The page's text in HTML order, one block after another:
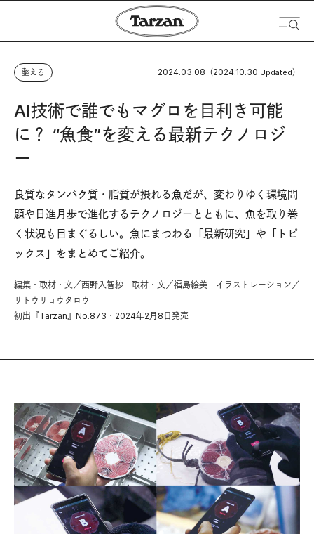
整える 2024.03.08 （2024.10.30 Updated）
AI技術で誰でもマグロを目利き可能
に？ “魚食”を変える最新テクノロジ
ー
良質なタンパク質・脂質が摂れる魚だが、変わりゆく環境問
題や日進月歩で進化するテクノロジーとともに、魚を取り巻
く状況も目まぐるしい。魚にまつわる「最新研究」や「トピ
ックス」をまとめてご紹介。
編集・取材・文／西野入智紗 取材・文／福島絵美 イラストレーション／
サトウリョウタロウ
初出『Tarzan』No.873・2024年2月8日発売